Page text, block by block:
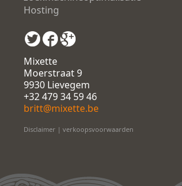
Hosting
Mixette
Moerstraat 9
9930 Lievegem
+32 479 34 59 46
britt@mixette.be
Disclaimer | verkoopsvoorwaarden